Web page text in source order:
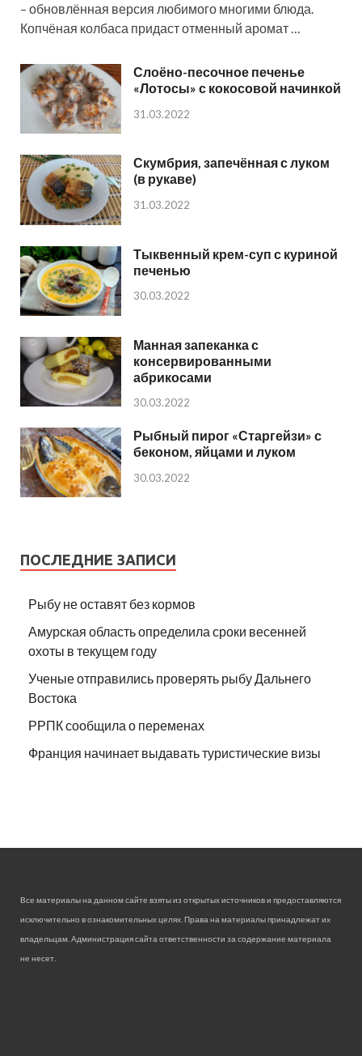
– обновлённая версия любимого многими блюда.
Копчёная колбаса придаст отменный аромат …
Слоёно-песочное печенье
«Лотосы» с кокосовой начинкой
31.03.2022
Скумбрия, запечённая с луком
(в рукаве)
31.03.2022
Тыквенный крем-суп с куриной
печенью
30.03.2022
Манная запеканка с
консервированными
абрикосами
30.03.2022
Рыбный пирог «Старгейзи» с
беконом, яйцами и луком
30.03.2022
ПОСЛЕДНИЕ ЗАПИСИ
Рыбу не оставят без кормов
Амурская область определила сроки весенней
охоты в текущем году
Ученые отправились проверять рыбу Дальнего
Востока
РРПК сообщила о переменах
Франция начинает выдавать туристические визы
Все материалы на данном сайте взяты из открытых источников и предоставляются
исключительно в ознакомительных целях. Права на материалы принадлежат их
владельцам. Администрация сайта ответственности за содержание материала
не несет.